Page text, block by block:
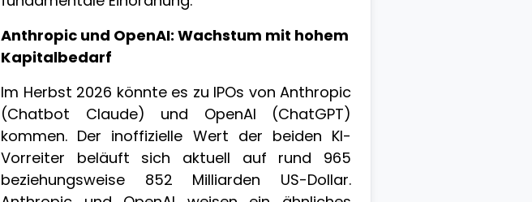
Anthropic und OpenAI: Wachstum mit hohem
Kapitalbedarf
Im Herbst 2026 könnte es zu IPOs von Anthropic
(Chatbot Claude) und OpenAI (ChatGPT)
kommen. Der inoffizielle Wert der beiden KI-
Vorreiter beläuft sich aktuell auf rund 965
beziehungsweise 852 Milliarden US-Dollar.